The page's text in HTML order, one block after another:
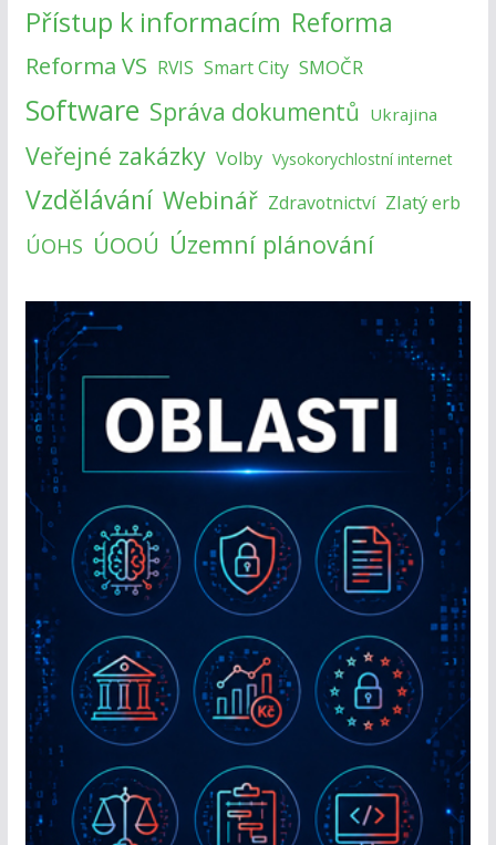
Přístup k informacím Reforma
Reforma VS RVIS Smart City SMOČR
Software Správa dokumentů Ukrajina
Veřejné zakázky Volby Vysokorychlostní internet
Vzdělávání Webinář Zdravotnictví Zlatý erb
ÚOHS ÚOOÚ Územní plánování